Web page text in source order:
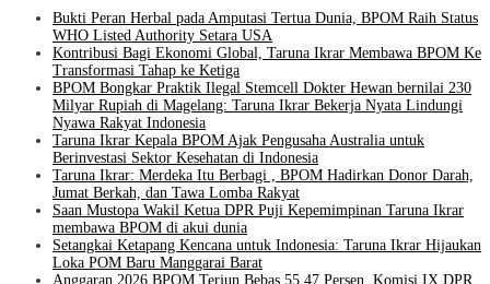
Bukti Peran Herbal pada Amputasi Tertua Dunia, BPOM Raih Status
WHO Listed Authority Setara USA
Kontribusi Bagi Ekonomi Global, Taruna Ikrar Membawa BPOM Ke
Transformasi Tahap ke Ketiga
BPOM Bongkar Praktik Ilegal Stemcell Dokter Hewan bernilai 230
Milyar Rupiah di Magelang: Taruna Ikrar Bekerja Nyata Lindungi
Nyawa Rakyat Indonesia
Taruna Ikrar Kepala BPOM Ajak Pengusaha Australia untuk
Berinvestasi Sektor Kesehatan di Indonesia
Taruna Ikrar: Merdeka Itu Berbagi , BPOM Hadirkan Donor Darah,
Jumat Berkah, dan Tawa Lomba Rakyat
Saan Mustopa Wakil Ketua DPR Puji Kepemimpinan Taruna Ikrar
membawa BPOM di akui dunia
Setangkai Ketapang Kencana untuk Indonesia: Taruna Ikrar Hijaukan
Loka POM Baru Manggarai Barat
Anggaran 2026 BPOM Terjun Bebas 55,47 Persen, Komisi IX DPR